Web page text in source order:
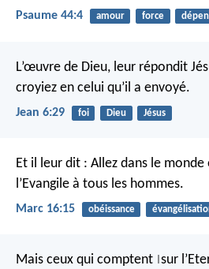
Psaume 44:4 amour force
L’œuvre de Dieu, leur répondit
croyiez en celui qu’il a envoyé.
Jean 6:29 foi Dieu Jésus
Et il leur dit : Allez dans le
l’Evangile à tous les hommes.
Marc 16:15 obéissance
Mais ceux qui comptent sur